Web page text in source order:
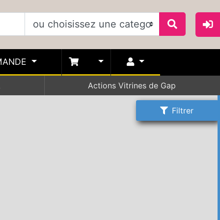
Actions Vitrines de Gap
Filtrer